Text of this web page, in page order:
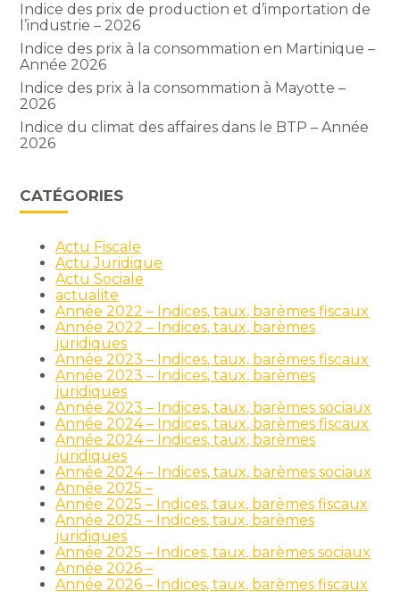
Indice des prix de production et d’importation de
l’industrie – 2026
Indice des prix à la consommation en Martinique –
Année 2026
Indice des prix à la consommation à Mayotte –
2026
Indice du climat des affaires dans le BTP – Année
2026
CATÉGORIES
Actu Fiscale
Actu Juridique
Actu Sociale
actualite
Année 2022 – Indices, taux, barèmes fiscaux
Année 2022 – Indices, taux, barèmes
juridiques
Année 2023 – Indices, taux, barèmes fiscaux
Année 2023 – Indices, taux, barèmes
juridiques
Année 2023 – Indices, taux, barèmes sociaux
Année 2024 – Indices, taux, barèmes fiscaux
Année 2024 – Indices, taux, barèmes
juridiques
Année 2024 – Indices, taux, barèmes sociaux
Année 2025 –
Année 2025 – Indices, taux, barèmes fiscaux
Année 2025 – Indices, taux, barèmes
juridiques
Année 2025 – Indices, taux, barèmes sociaux
Année 2026 –
Année 2026 – Indices, taux, barèmes fiscaux